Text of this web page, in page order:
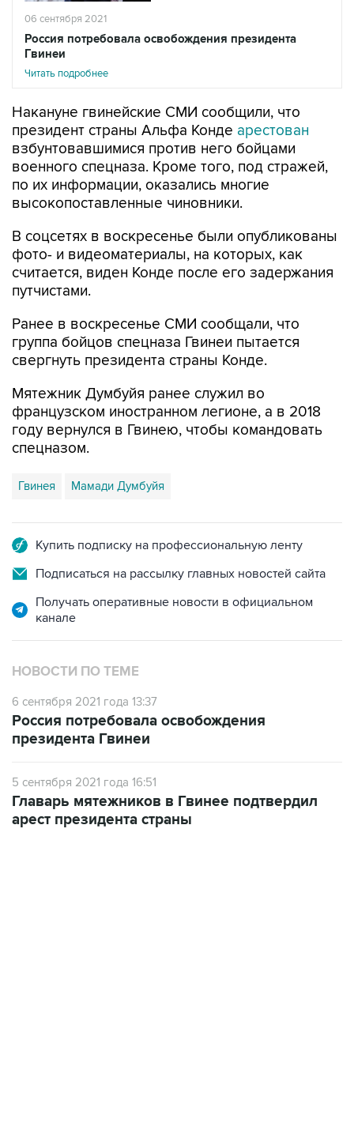
06 сентября 2021
Россия потребовала освобождения президента
Гвинеи
Читать подробнее
Накануне гвинейские СМИ сообщили, что
президент страны Альфа Конде арестован
взбунтовавшимися против него бойцами
военного спецназа. Кроме того, под стражей,
по их информации, оказались многие
высокопоставленные чиновники.
В соцсетях в воскресенье были опубликованы
фото- и видеоматериалы, на которых, как
считается, виден Конде после его задержания
путчистами.
Ранее в воскресенье СМИ сообщали, что
группа бойцов спецназа Гвинеи пытается
свергнуть президента страны Конде.
Мятежник Думбуйя ранее служил во
французском иностранном легионе, а в 2018
году вернулся в Гвинею, чтобы командовать
спецназом.
Гвинея Мамади Думбуйя
Купить подписку на профессиональную ленту
Подписаться на рассылку главных новостей сайта
Получать оперативные новости в официальном
канале
НОВОСТИ ПО ТЕМЕ
6 сентября 2021 года 13:37
Россия потребовала освобождения
президента Гвинеи
5 сентября 2021 года 16:51
Главарь мятежников в Гвинее подтвердил
арест президента страны